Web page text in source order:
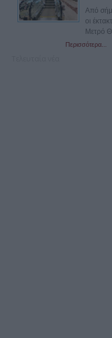
Από
οι
Μετρό
Περισσότερα...